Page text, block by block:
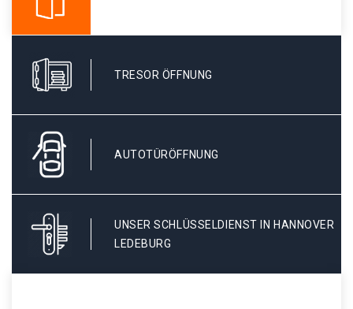
TRESOR ÖFFNUNG
AUTOTÜRÖFFNUNG
UNSER SCHLÜSSELDIENST IN HANNOVER
LEDEBURG